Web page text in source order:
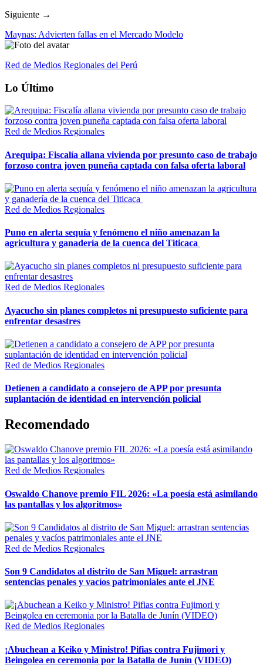
Siguiente →
Maynas: Advierten fallas en el Mercado Modelo
Red de Medios Regionales del Perú
Lo Último
Red de Medios Regionales
Arequipa: Fiscalía allana vivienda por presunto caso de trabajo
forzoso contra joven puneña captada con falsa oferta laboral
Red de Medios Regionales
Puno en alerta sequía y fenómeno el niño amenazan la
agricultura y ganadería de la cuenca del Titicaca
Red de Medios Regionales
Ayacucho sin planes completos ni presupuesto suficiente para
enfrentar desastres
Red de Medios Regionales
Detienen a candidato a consejero de APP por presunta
suplantación de identidad en intervención policial
Recomendado
Red de Medios Regionales
Oswaldo Chanove premio FIL 2026: «La poesía está asimilando
las pantallas y los algoritmos»
Red de Medios Regionales
Son 9 Candidatos al distrito de San Miguel: arrastran
sentencias penales y vacíos patrimoniales ante el JNE
Red de Medios Regionales
¡Abuchean a Keiko y Ministro! Pifias contra Fujimori y
Beingolea en ceremonia por la Batalla de Junín (VIDEO)